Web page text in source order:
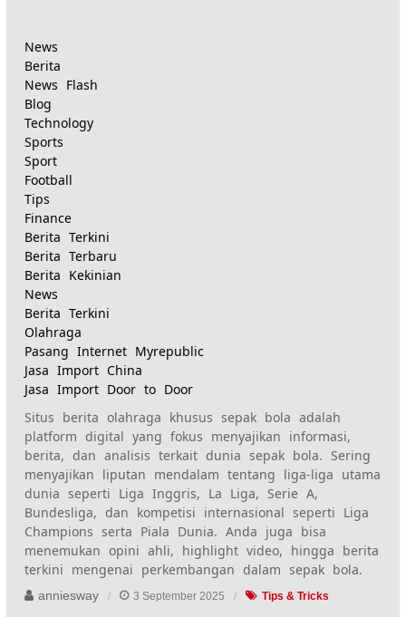
News
Berita
News Flash
Blog
Technology
Sports
Sport
Football
Tips
Finance
Berita Terkini
Berita Terbaru
Berita Kekinian
News
Berita Terkini
Olahraga
Pasang Internet Myrepublic
Jasa Import China
Jasa Import Door to Door
Situs berita olahraga khusus sepak bola adalah
platform digital yang fokus menyajikan informasi,
berita, dan analisis terkait dunia sepak bola. Sering
menyajikan liputan mendalam tentang liga-liga utama
dunia seperti Liga Inggris, La Liga, Serie A,
Bundesliga, dan kompetisi internasional seperti Liga
Champions serta Piala Dunia. Anda juga bisa
menemukan opini ahli, highlight video, hingga berita
terkini mengenai perkembangan dalam sepak bola.
anniesway 3 September 2025 Tips & Tricks